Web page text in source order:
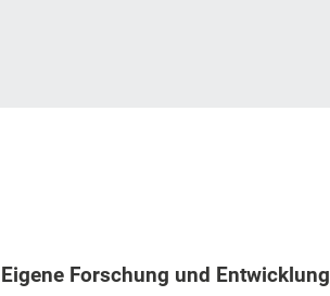
Eigene Forschung und Entwicklung